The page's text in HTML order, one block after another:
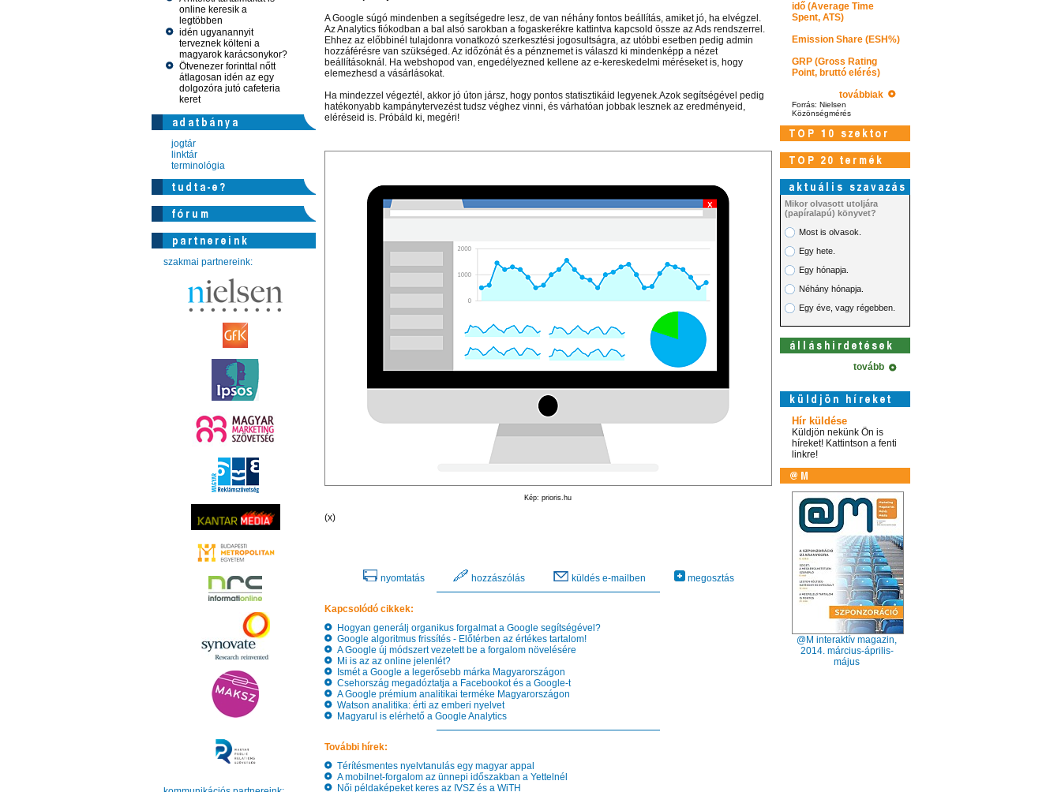
online keresik a
legtöbben
idén ugyanannyit
terveznek költeni a
magyarok karácsonykor?
Ötvenezer forinttal nőtt
átlagosan idén az egy
dolgozóra jutó cafeteria
keret
jogtár
linktár
terminológia
szakmai partnereink:
A Google súgó mindenben a segítségedre lesz, de van néhány fontos beállítás, amiket jó, ha elvégzel.
Az Analytics fiókodban a bal alsó sarokban a fogaskerékre kattintva kapcsold össze az Ads rendszerrel.
Ehhez az előbbinél tulajdonra vonatkozó szerkesztési jogosultságra, az utóbbi esetben pedig admin
hozzáférésre van szükséged. Az időzónát és a pénznemet is válaszd ki mindenképp a nézet
beállításoknál. Ha webshopod van, engedélyezned kellene az e-kereskedelmi méréseket is, hogy
elemezhesd a vásárlásokat.
Ha mindezzel végeztél, akkor jó úton jársz, hogy pontos statisztikáid legyenek.Azok segítségével pedig
hatékonyabb kampánytervezést tudsz véghez vinni, és várhatóan jobbak lesznek az eredményeid,
eléréseid is. Próbáld ki, megéri!
Kép: prioris.hu
(x)
nyomtatás hozzászólás küldés e-mailben megosztás
Kapcsolódó cikkek:
Hogyan generálj organikus forgalmat a Google segítségével?
Google algoritmus frissítés - Előtérben az értékes tartalom!
A Google új módszert vezetett be a forgalom növelésére
Mi is az az online jelenlét?
Ismét a Google a legerősebb márka Magyarországon
Csehország megadóztatja a Facebookot és a Google-t
A Google prémium analitikai terméke Magyarországon
Watson analitika: érti az emberi nyelvet
Magyarul is elérhető a Google Analytics
További hírek:
Térítésmentes nyelvtanulás egy magyar appal
A mobilnet-forgalom az ünnepi időszakban a Yettelnél
Női példaképeket keres az IVSZ és a WiTH
idő (Average Time
Spent, ATS)
Emission Share (ESH%)
GRP (Gross Rating
Point, bruttó elérés)
továbbiak
Forrás: Nielsen
Közönségmérés
Mikor olvasott utoljára
(papíralapú) könyvet?
Most is olvasok.
Egy hete.
Egy hónapja.
Néhány hónapja.
Egy éve, vagy régebben.
tovább
Hír küldése
Küldjön nekünk Ön is
híreket! Kattintson a fenti
linkre!
@M interaktív magazin,
2014. március-április-
május